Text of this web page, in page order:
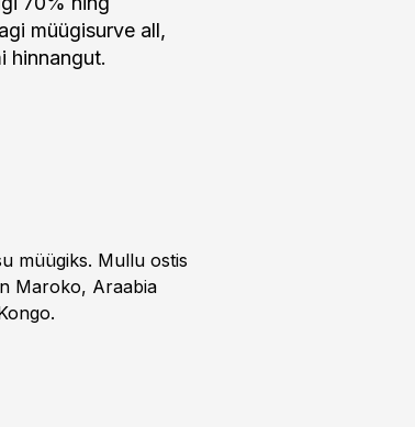
müügisurve all,
hinnangut.
müügiks. Mullu ostis
Maroko, Araabia